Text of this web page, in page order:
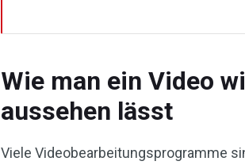
Wie man ein Video
aussehen lässt
Viele Videobearbeitungsprogramme